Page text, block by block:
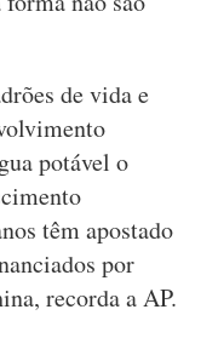
de vida e
potável o
têm apostado
por
recorda a AP.